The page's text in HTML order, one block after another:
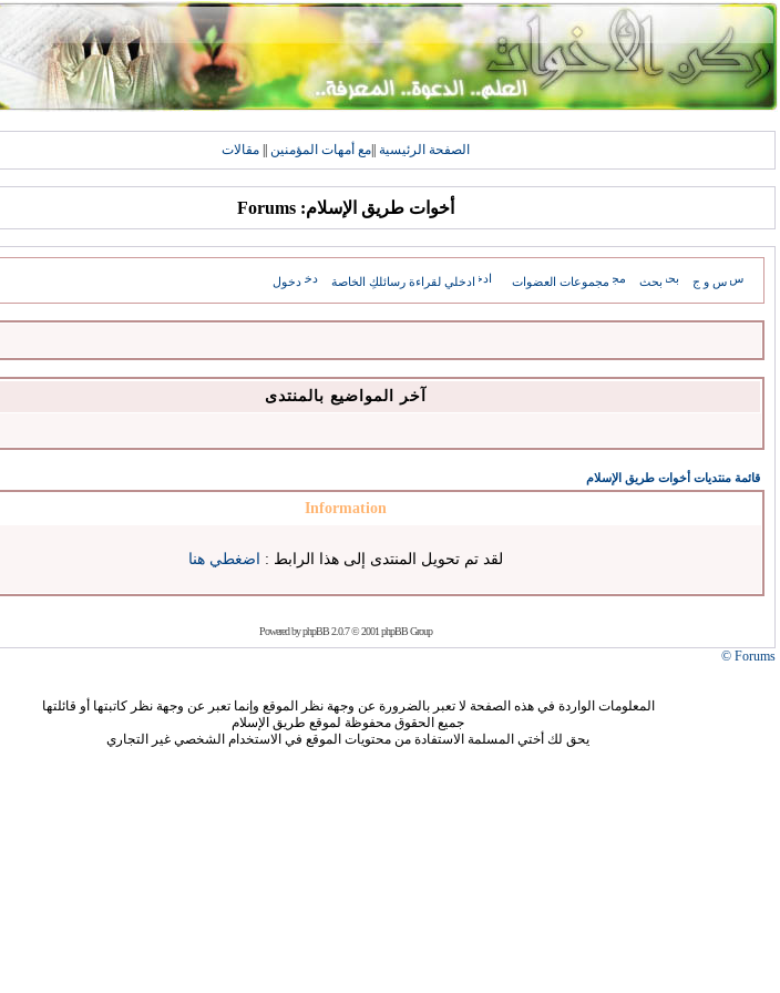
الصفحة الرئيسية مع أمهات المؤمنين مقالات
أخوات طريق الإسلام: Forums
س و ج بحث مجموعات العضوات ادخلي لقراءة رسائلكِ الخاصة دخول
آخر المواضيع بالمنتدى
قائمة منتديات أخوات طريق الإسلام
Information
لقد تم تحويل المنتدى إلى هذا الرابط : اضغطي هنا
Powered byphpBB2.0.7 © 2001 phpBB Group
Forums ©
المعلومات الواردة في هذه الصفحة لا تعبر بالضرورة عن وجهة نظر الموقع وإنما تعبر عن وجهة نظر كاتبتها أو قائلتها
جميع الحقوق محفوظة لموقع طريق الإسلام
يحق لك أختي المسلمة الاستفادة من محتويات الموقع في الاستخدام الشخصي غير التجاري